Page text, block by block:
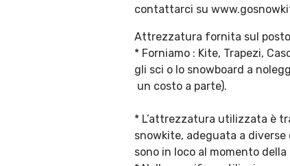
contattarci su
Attrezzatura fornita sul posto
* Forniamo : Kite, Trapezi,
gli sci o lo snowboard a
un costo a parte).
* L’attrezzatura utilizzata è
snowkite, adeguata a
sono in loco al momento della